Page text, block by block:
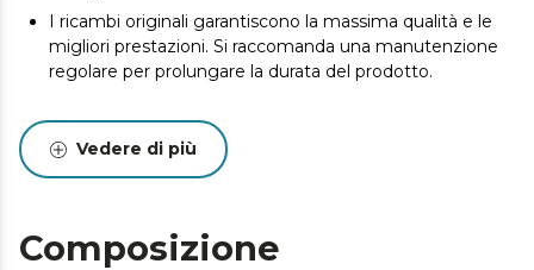
I ricambi originali garantiscono la massima qualità e le
migliori prestazioni. Si raccomanda una manutenzione
regolare per prolungare la durata del prodotto.
Vedere di più
Composizione